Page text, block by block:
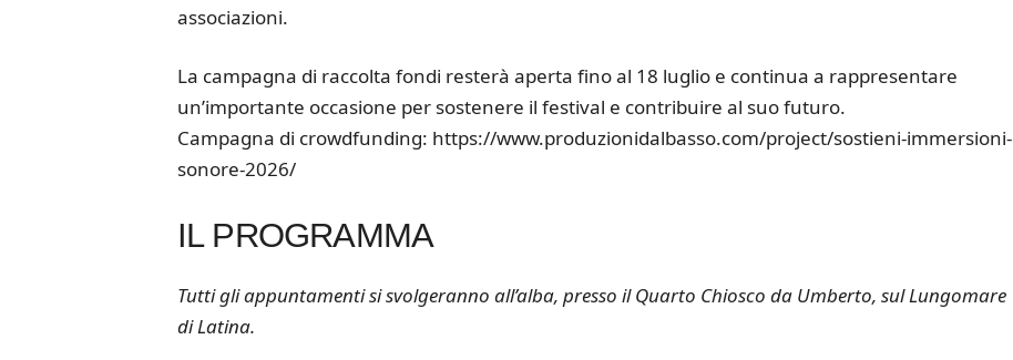
associazioni.
La campagna di raccolta fondi resterà aperta fino al 18 luglio e continua a rappresentare
un’importante occasione per sostenere il festival e contribuire al suo futuro.
Campagna di crowdfunding: https://www.produzionidalbasso.com/project/sostieni-immersioni-
sonore-2026/
IL PROGRAMMA
Tutti gli appuntamenti si svolgeranno all’alba, presso il Quarto Chiosco da Umberto, sul Lungomare
di Latina.